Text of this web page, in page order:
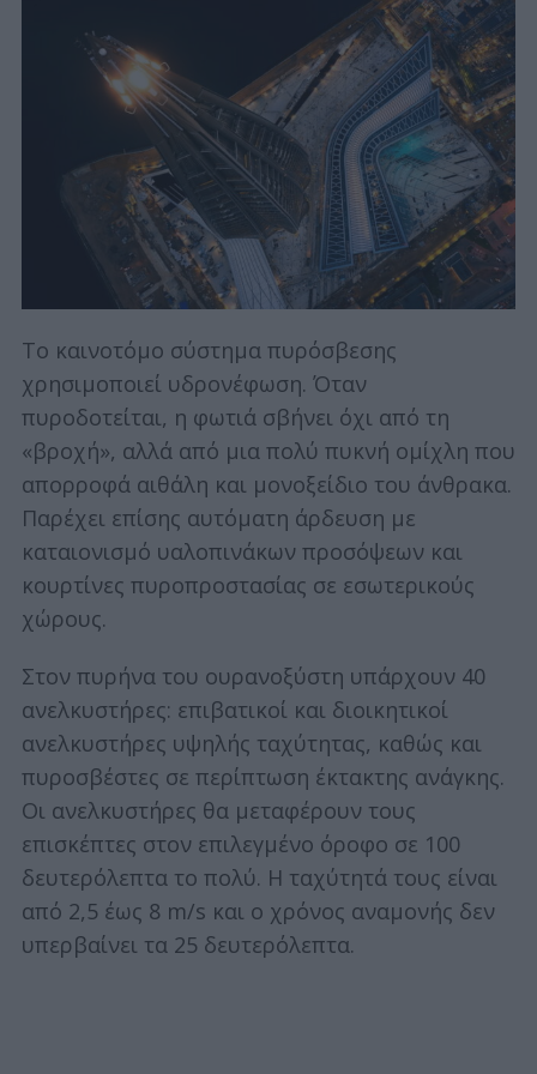
Το καινοτόμο σύστημα πυρόσβεσης
χρησιμοποιεί υδρονέφωση. Όταν
πυροδοτείται, η φωτιά σβήνει όχι από τη
«βροχή», αλλά από μια πολύ πυκνή ομίχλη που
απορροφά αιθάλη και μονοξείδιο του άνθρακα.
Παρέχει επίσης αυτόματη άρδευση με
καταιονισμό υαλοπινάκων προσόψεων και
κουρτίνες πυροπροστασίας σε εσωτερικούς
χώρους.
Στον πυρήνα του ουρανοξύστη υπάρχουν 40
ανελκυστήρες: επιβατικοί και διοικητικοί
ανελκυστήρες υψηλής ταχύτητας, καθώς και
πυροσβέστες σε περίπτωση έκτακτης ανάγκης.
Οι ανελκυστήρες θα μεταφέρουν τους
επισκέπτες στον επιλεγμένο όροφο σε 100
δευτερόλεπτα το πολύ. Η ταχύτητά τους είναι
από 2,5 έως 8 m/s και ο χρόνος αναμονής δεν
υπερβαίνει τα 25 δευτερόλεπτα.